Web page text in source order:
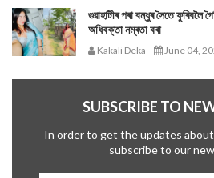
গুৱাহাটীৰ পৰা বন্ধুৰ সৈতে
অধিবক্তা নম্ৰতা বৰা
Kakali Deka June 04,
SUBSCRIBE TO
In order to get the updates
subscribe to our